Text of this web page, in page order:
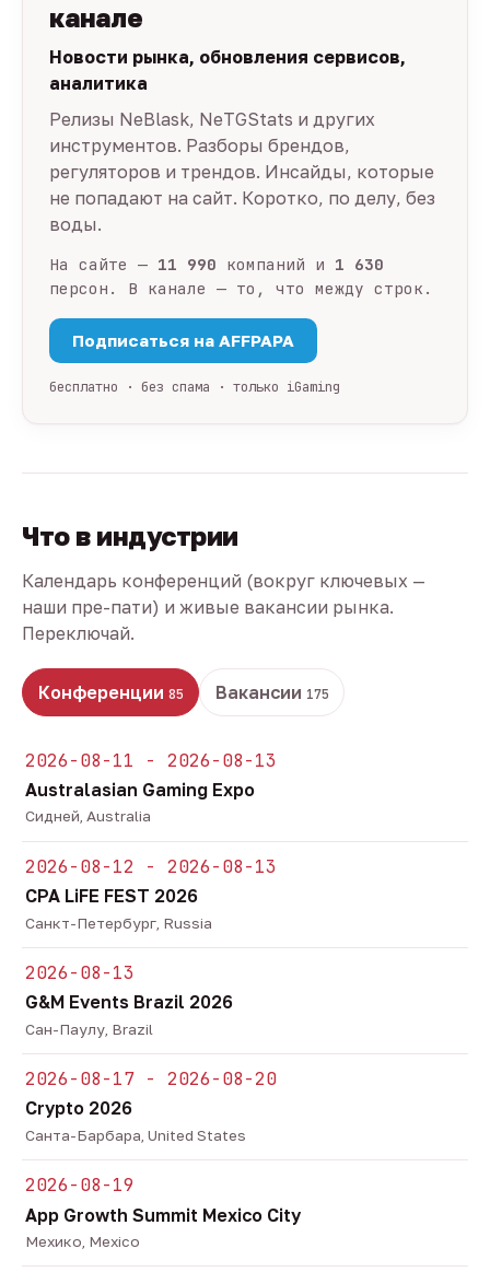
канале
Новости рынка, обновления сервисов,
аналитика
Релизы NeBlask, NeTGStats и других
инструментов. Разборы брендов,
регуляторов и трендов. Инсайды, которые
не попадают на сайт. Коротко, по делу, без
воды.
На сайте — 11 990 компаний и 1 630
персон. В канале — то, что между строк.
Подписаться на AFFPAPA
бесплатно · без спама · только iGaming
Что в индустрии
Календарь конференций (вокруг ключевых —
наши пре-пати) и живые вакансии рынка.
Переключай.
Конференции 85 Вакансии 175
2026-08-11 - 2026-08-13
Australasian Gaming Expo
Сидней, Australia
2026-08-12 - 2026-08-13
CPA LiFE FEST 2026
Санкт-Петербург, Russia
2026-08-13
G&M Events Brazil 2026
Сан-Паулу, Brazil
2026-08-17 - 2026-08-20
Crypto 2026
Санта-Барбара, United States
2026-08-19
App Growth Summit Mexico City
Мехико, Mexico